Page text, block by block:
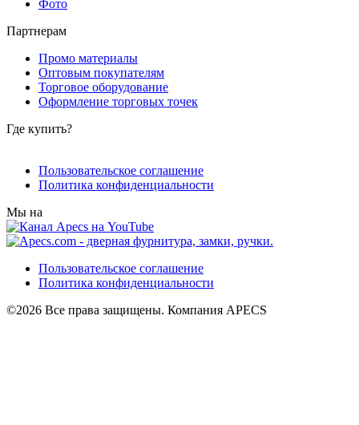
Фото
Партнерам
Промо материалы
Оптовым покупателям
Торговое оборудование
Оформление торговых точек
Где купить?
Пользовательское соглашение
Политика конфиденциальности
Мы на
Пользовательское соглашение
Политика конфиденциальности
©2026 Все права защищены. Компания APECS